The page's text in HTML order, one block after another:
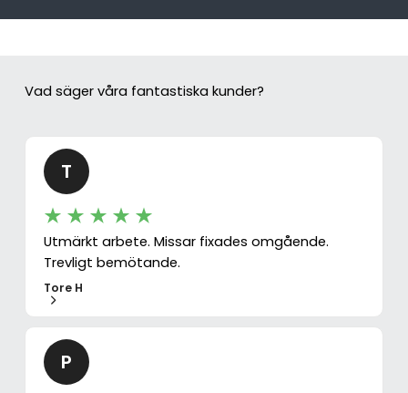
Vad säger våra fantastiska kunder?
T
Utmärkt arbete. Missar fixades omgående.
Trevligt bemötande.
Tore H
P